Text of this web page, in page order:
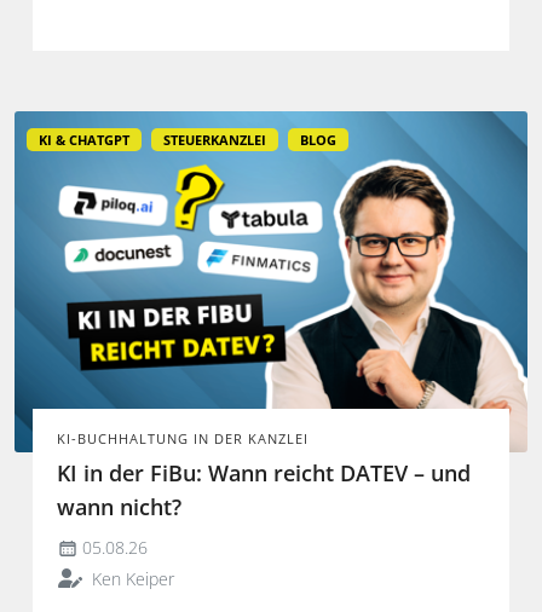
KI & CHATGPT STEUERKANZLEI BLOG
KI-BUCHHALTUNG IN DER KANZLEI
KI in der FiBu: Wann reicht DATEV – und
wann nicht?
05.08.26
Ken Keiper